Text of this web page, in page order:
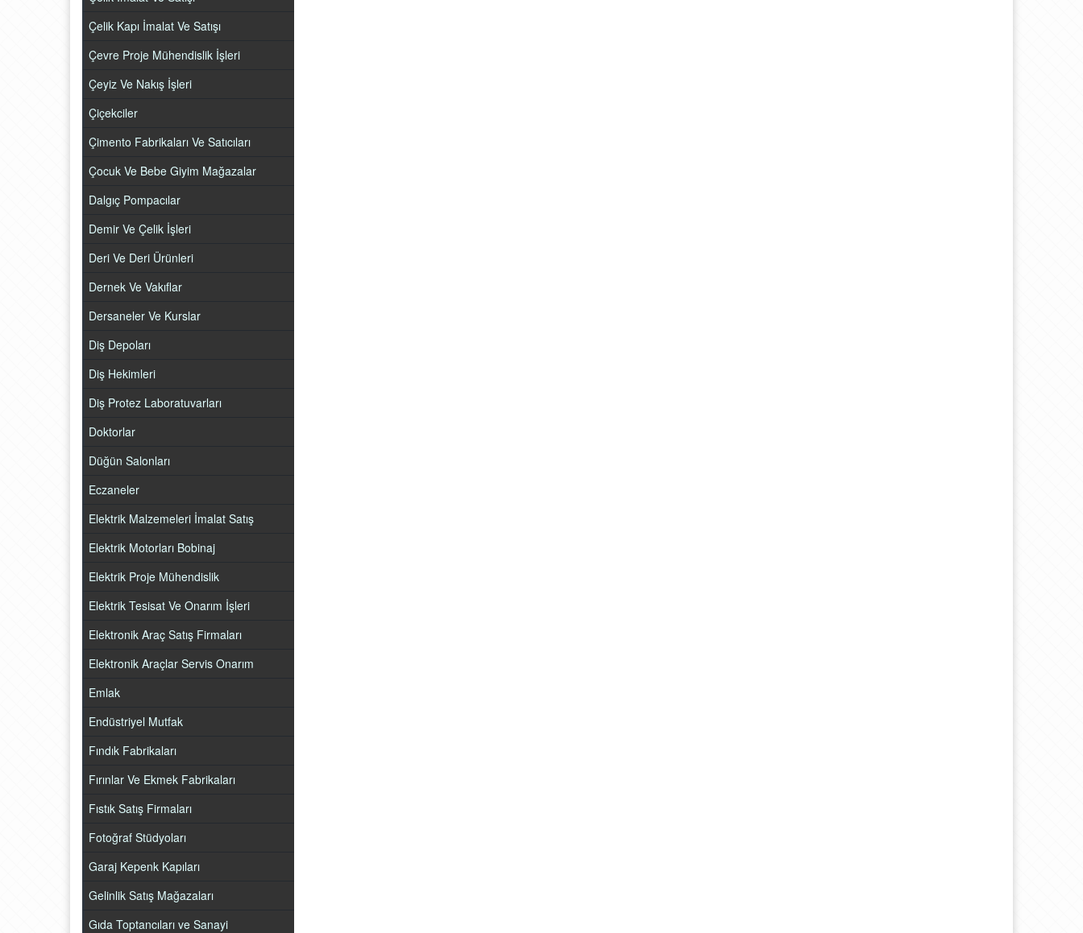
Çelik Kapı İmalat Ve Satışı
Çevre Proje Mühendislik İşleri
Çeyiz Ve Nakış İşleri
Çiçekciler
Çimento Fabrikaları Ve Satıcıları
Çocuk Ve Bebe Giyim Mağazalar
Dalgıç Pompacılar
Demir Ve Çelik İşleri
Deri Ve Deri Ürünleri
Dernek Ve Vakıflar
Dersaneler Ve Kurslar
Diş Depoları
Diş Hekimleri
Diş Protez Laboratuvarları
Doktorlar
Düğün Salonları
Eczaneler
Elektrik Malzemeleri İmalat Satış
Elektrik Motorları Bobinaj
Elektrik Proje Mühendislik
Elektrik Tesisat Ve Onarım İşleri
Elektronik Araç Satış Firmaları
Elektronik Araçlar Servis Onarım
Emlak
Endüstriyel Mutfak
Fındık Fabrikaları
Fırınlar Ve Ekmek Fabrikaları
Fıstık Satış Firmaları
Fotoğraf Stüdyoları
Garaj Kepenk Kapıları
Gelinlik Satış Mağazaları
Gıda Toptancıları ve Sanayi